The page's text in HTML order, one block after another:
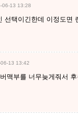
06-13 13:28
선택이긴한데 이정도면
13 13:42
맥부를 너무늦게줘서